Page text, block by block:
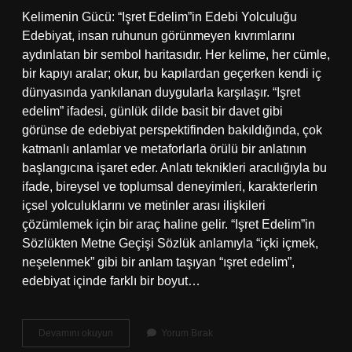
Kelimenin Gücü: “Işret Edelim”in Edebi Yolculuğu
Edebiyat, insan ruhunun görünmeyen kıvrımlarını
aydınlatan bir sembol haritasıdır. Her kelime, her cümle,
bir kapıyı aralar; okur, bu kapılardan geçerken kendi iç
dünyasında yankılanan duygularla karşılaşır. “Işret
edelim” ifadesi, günlük dilde basit bir davet gibi
görünse de edebiyat perspektifinden bakıldığında, çok
katmanlı anlamlar ve metaforlarla örülü bir anlatının
başlangıcına işaret eder. Anlatı teknikleri aracılığıyla bu
ifade, bireysel ve toplumsal deneyimleri, karakterlerin
içsel yolculuklarını ve metinler arası ilişkileri
çözümlemek için bir araç haline gelir. “Işret Edelim”in
Sözlükten Metne Geçişi Sözlük anlamıyla “içki içmek,
neşelenmek” gibi bir anlam taşıyan “ışret edelim”,
edebiyat içinde farklı bir boyut…
Devamını okuyun
içinde
Yorum Bırak